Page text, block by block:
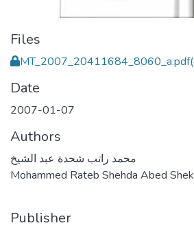
Files
MT_2007_20411684_8060_a.pdf
Date
2007-01-07
Authors
محمد راتب شحدة عبد الشيخ
Mohammed Rateb Shehda Abed
Publisher